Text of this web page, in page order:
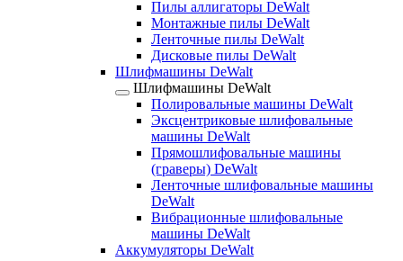
Пилы аллигаторы DeWalt
Монтажные пилы DeWalt
Ленточные пилы DeWalt
Дисковые пилы DeWalt
Шлифмашины DeWalt
Шлифмашины DeWalt
Полировальные машины DeWalt
Эксцентриковые шлифовальные
машины DeWalt
Прямошлифовальные машины
(граверы) DeWalt
Ленточные шлифовальные машины
DeWalt
Вибрационные шлифовальные
машины DeWalt
Аккумуляторы DeWalt